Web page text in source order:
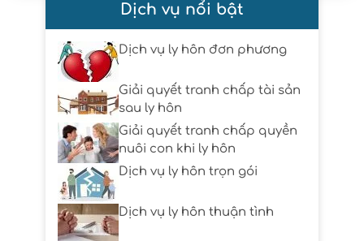
Dịch vụ nổi bật
Dịch vụ ly hôn đơn phương
Giải quyết tranh chấp tài sản
sau ly hôn
Giải quyết tranh chấp quyền
nuôi con khi ly hôn
Dịch vụ ly hôn trọn gói
Dịch vụ ly hôn thuận tình